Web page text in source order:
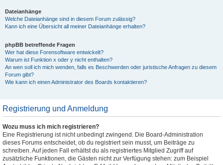
Dateianhänge
Welche Dateianhänge sind in diesem Forum zulässig?
Kann ich eine Übersicht all meiner Dateianhänge erhalten?
phpBB betreffende Fragen
Wer hat diese Forensoftware entwickelt?
Warum ist Funktion x oder y nicht enthalten?
An wen soll ich mich wenden, falls es Beschwerden oder juristische Anfragen zu diesem
Forum gibt?
Wie kann ich einen Administrator des Boards kontaktieren?
Registrierung und Anmeldung
Wozu muss ich mich registrieren?
Eine Registrierung ist nicht unbedingt zwingend. Die Board-Administration
dieses Forums entscheidet, ob du registriert sein musst, um Beiträge zu
schreiben. Auf jeden Fall erhältst du als registriertes Mitglied Zugriff auf
zusätzliche Funktionen, die Gästen nicht zur Verfügung stehen: zum Beispiel